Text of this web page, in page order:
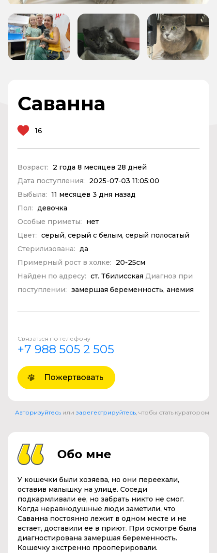
Саванна
16
Возраст:
2 года 8 месяцев 28 дней
Дата поступления:
2025-07-03 11:05:00
Выбыла: 11 месяцев 3 дня назад
Пол:
девочка
Особые приметы:
нет
Цвет: серый, серый с белым, серый полосатый
Стерилизована:
да
Примерный рост в холке:
20-25см
Найден по адресу: ст. Тбилисская Диагноз при
поступлении: замершая беременность, анемия
Связаться по телефону
+7 988 505 2 505
Пожертвовать
Авторизуйтесь или зарегестрируйтесь, чтобы стать куратором
Обо мне
У кошечки были хозяева, но они переехали,
оставив малышку на улице. Соседи
подкармливали ее, но забрать никто не смог.
Когда неравнодушные люди заметили, что
Саванна постоянно лежит в одном месте и не
встает, доставили ее в приют. При осмотре была
диагностирована замершая беременность.
Кошечку экстренно прооперировали.